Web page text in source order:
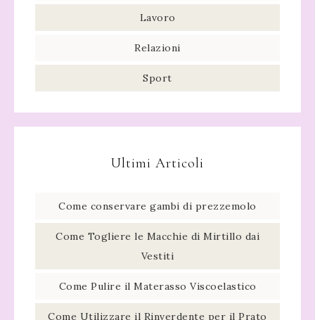
Lavoro
Relazioni
Sport
Ultimi Articoli
Come conservare gambi di prezzemolo​
Come Togliere le Macchie di Mirtillo dai
Vestiti
Come Pulire il Materasso Viscoelastico
Come Utilizzare il Rinverdente per il Prato